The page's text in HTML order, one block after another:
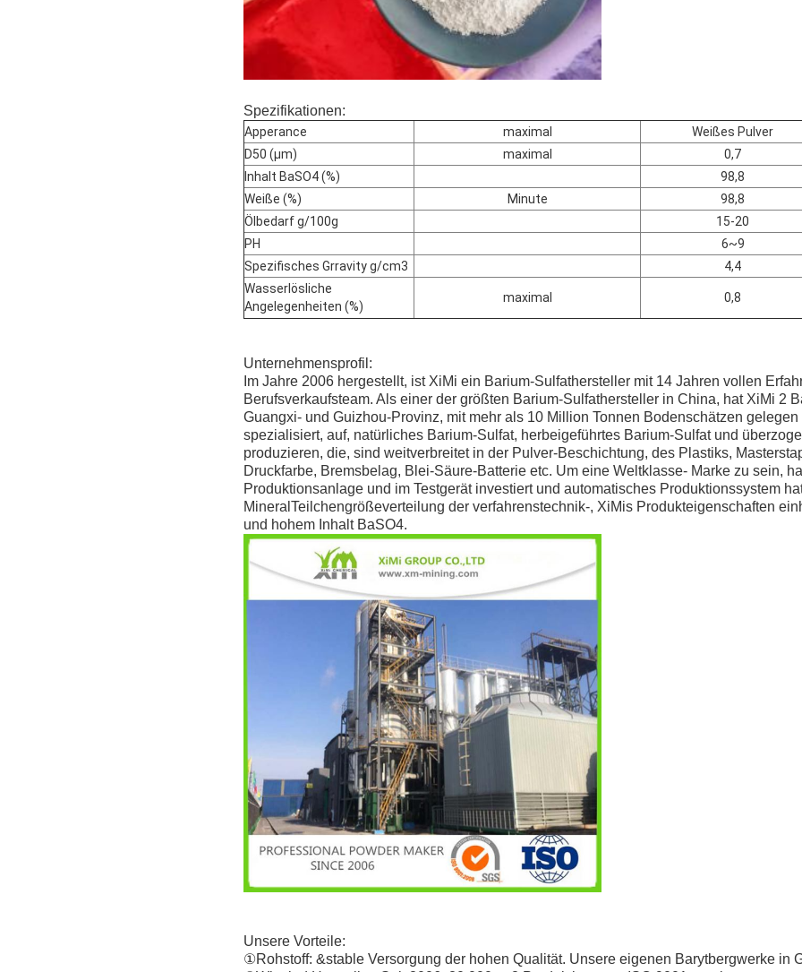
Spezifikationen:
Apperance maximal
Weißes Pulver
D50 (μm)
maximal
0,7
Inhalt BaSO4 (%)
98,8
Weiße (%)
Minute
98,8
Ölbedarf g/100g
15-20
PH
6~9
Spezifisches Grravity g/cm3
4,4
Wasserlösliche
Angelegenheiten (%)
maximal 0,8
Unternehmensprofil:
Im Jahre 2006 hergestellt, ist XiMi ein Barium-Sulfathersteller mit 14 Jahren vollen
Berufsverkaufsteam. Als einer der größten Barium-Sulfathersteller in China, hat XiMi 2
Guangxi- und Guizhou-Provinz, mit mehr als 10 Million Tonnen Bodenschätzen
spezialisiert, auf, natürliches Barium-Sulfat, herbeigeführtes Barium-Sulfat und
produzieren, die, sind weitverbreitet in der Pulver-Beschichtung, des Plastiks,
Druckfarbe, Bremsbelag, Blei-Säure-Batterie etc. Um eine Weltklasse- Marke zu sein,
Produktionsanlage und im Testgerät investiert und automatisches Produktionssystem
MineralTeilchengrößeverteilung der verfahrenstechnik-, XiMis Produkteigenschaften
und hohem Inhalt BaSO4.
Unsere Vorteile:
①Rohstoff: &stable Versorgung der hohen Qualität. Unsere eigenen Barytbergwerke in